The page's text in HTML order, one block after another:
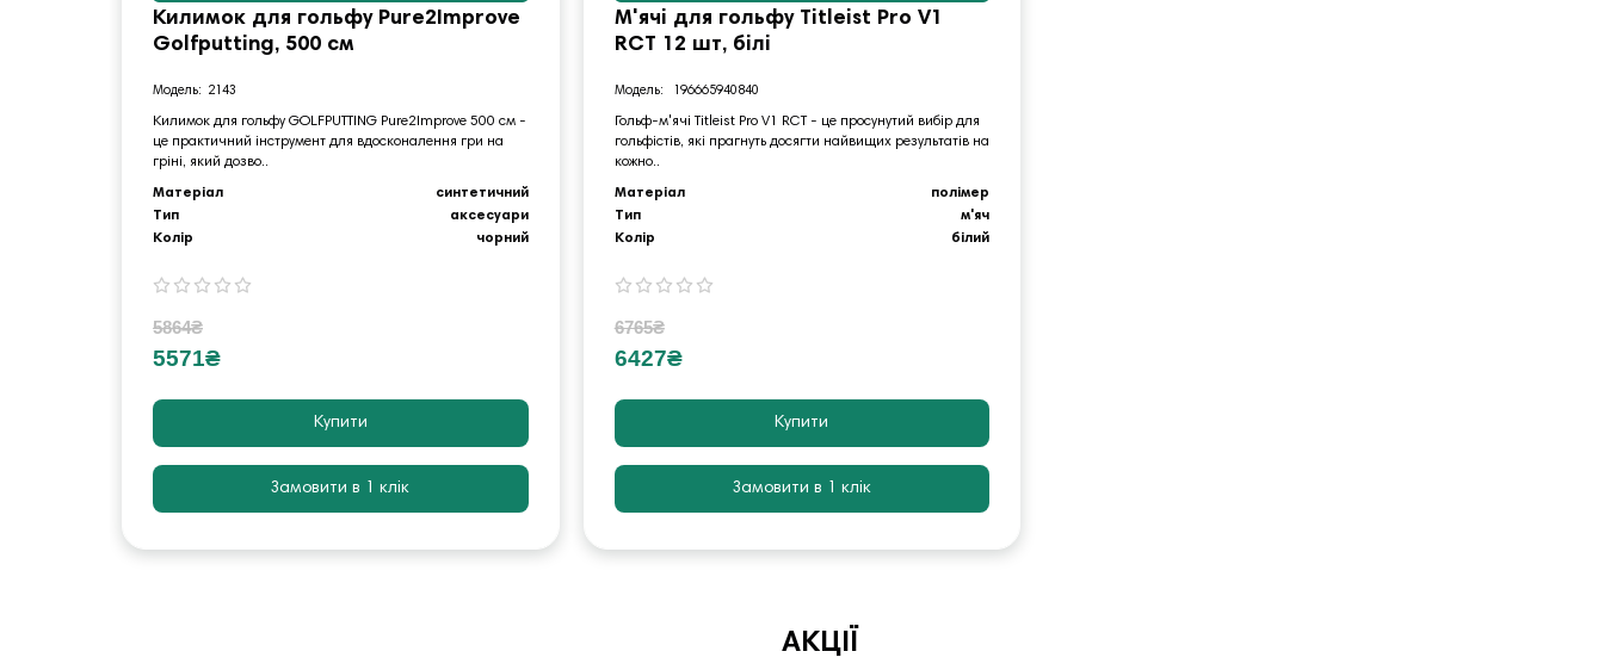
Килимок для гольфу Pure2Improve
Golfputting, 500 см
2143
Килимок для гольфу GOLFPUTTING Pure2Improve 500 см -
це практичний інструмент для вдосконалення гри на
гріні, який дозво..
Матеріал
синтетичний
Тип
аксесуари
Колір
чорний
5864₴
5571₴
Купити
Замовити в 1 клік
М'ячі для гольфу Titleist Pro V1
RCT 12 шт, білі
196665940840
Гольф-м'ячі Titleist Pro V1 RCT - це просунутий вибір для
гольфістів, які прагнуть досягти найвищих результатів на
кожно..
Матеріал
полімер
Тип
м'яч
Колір
білий
6765₴
6427₴
Купити
Замовити в 1 клік
АКЦІЇ